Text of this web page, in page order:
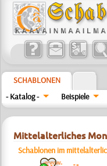
SCHABLONEN
- Katalog -
Beispiele
Mittelalterliches
Schablonen im